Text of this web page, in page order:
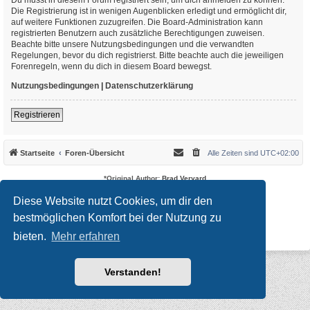
Diese Website nutzt Cookies, um dir den
bestmöglichen Komfort bei der Nutzung zu
bieten. Mehr erfahren
Verstanden!
Die Registrierung ist in wenigen Augenblicken erledigt und ermöglicht dir,
auf weitere Funktionen zuzugreifen. Die Board-Administration kann
registrierten Benutzern auch zusätzliche Berechtigungen zuweisen.
Beachte bitte unsere Nutzungsbedingungen und die verwandten
Regelungen, bevor du dich registrierst. Bitte beachte auch die jeweiligen
Forenregeln, wenn du dich in diesem Board bewegst.
Nutzungsbedingungen | Datenschutzerklärung
Registrieren
Startseite Foren-Übersicht Alle Zeiten sind UTC+02:00
*Original Author: Brad Veryard
Powered byphpBB® Forum Software © phpBB Limited
Deutsche Übersetzung durchphpBB.de